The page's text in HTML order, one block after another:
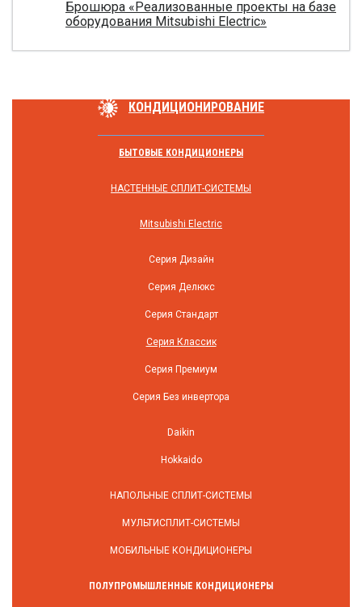
Брошюра «Реализованные проекты на базе
оборудования Mitsubishi Electric»
КОНДИЦИОНИРОВАНИЕ
БЫТОВЫЕ КОНДИЦИОНЕРЫ
НАСТЕННЫЕ СПЛИТ-СИСТЕМЫ
Mitsubishi Electric
Серия Дизайн
Серия Делюкс
Серия Стандарт
Серия Классик
Серия Премиум
Серия Без инвертора
Daikin
Hokkaido
НАПОЛЬНЫЕ СПЛИТ-СИСТЕМЫ
МУЛЬТИСПЛИТ-СИСТЕМЫ
МОБИЛЬНЫЕ КОНДИЦИОНЕРЫ
ПОЛУПРОМЫШЛЕННЫЕ КОНДИЦИОНЕРЫ